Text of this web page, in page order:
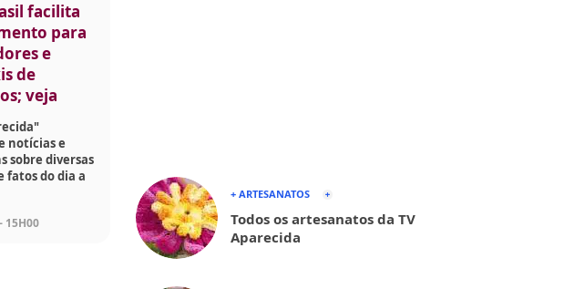
facilita
para
e
de
veja
notícias e
sobre diversas
fatos do dia a
15H00
+ ARTESANATOS
Todos os artesanatos da TV
Aparecida